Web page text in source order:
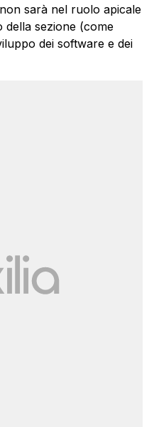
sarà nel ruolo apicale
della sezione (come
dei software e dei